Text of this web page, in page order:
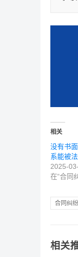
相关
没有书
系能被
2025-
在“合同
合同纠纷
相关